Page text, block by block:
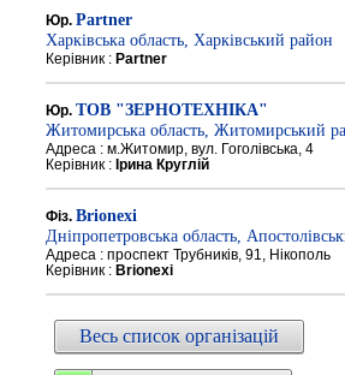
Юр. Partner
Харківська область, Харківський район
Керівник : Partner
Юр. ТОВ "ЗЕРНОТЕХНІКА"
Житомирська область, Житомирський
Адреса : м.Житомир, вул. Гоголівська, 4
Керівник : Ірина Круглій
Фіз. Brionexi
Дніпропетровська область,
Адреса : проспект Трубників, 91, Нікополь
Керівник : Brionexi
Весь список організацій